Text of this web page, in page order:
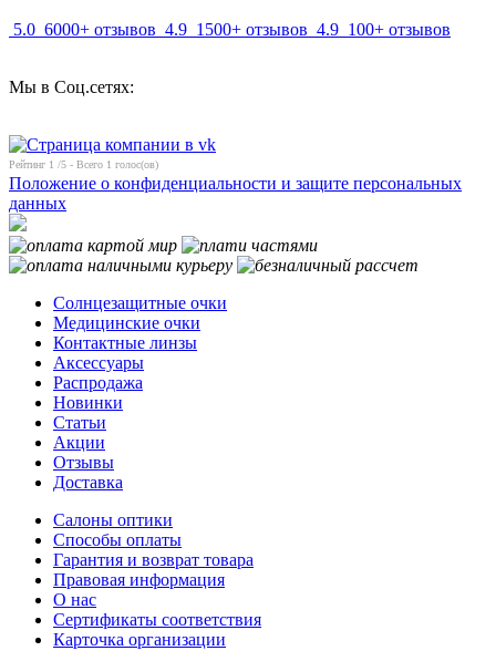
5.0 6000+ отзывов 4.9 1500+ отзывов 4.9 100+ отзывов
Мы в Соц.сетях:
Рейтинг 1 /5 - Всего 1 голос(ов)
Положение о конфиденциальности и защите персональных
данных
Солнцезащитные очки
Медицинские очки
Контактные линзы
Аксессуары
Распродажа
Новинки
Статьи
Акции
Отзывы
Доставка
Салоны оптики
Способы оплаты
Гарантия и возврат товара
Правовая информация
О нас
Сертификаты соответствия
Карточка организации